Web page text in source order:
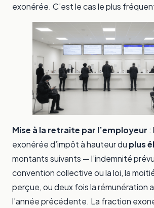
exonérée. C’est le cas le plus
Mise à la retraite par l’employeur :
exonérée d’impôt à hauteur du plus
montants suivants — l’indemnité
convention collective ou la loi, la
perçue, ou deux fois la rémunération
l’année précédente. La fraction